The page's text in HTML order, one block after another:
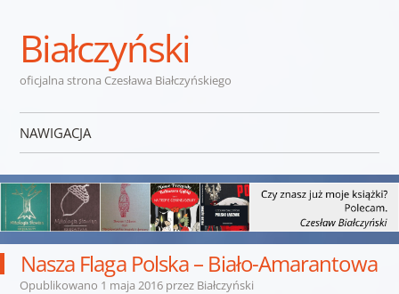
Białczyński
oficjalna strona Czesława Białczyńskiego
NAWIGACJA
Nasza Flaga Polska – Biało-Amarantowa
Opublikowano 1 maja 2016przez Białczyński